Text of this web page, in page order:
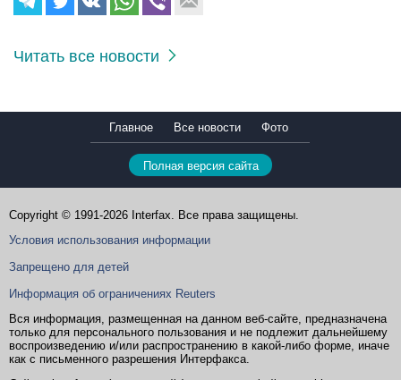
Читать все новости
Главное Все новости Фото
Полная версия сайта
Copyright © 1991-2026 Interfax. Все права защищены.
Условия использования информации
Запрещено для детей
Информация об ограничениях Reuters
Вся информация, размещенная на данном веб-сайте, предназначена
только для персонального пользования и не подлежит дальнейшему
воспроизведению и/или распространению в какой-либо форме, иначе
как с письменного разрешения Интерфакса.